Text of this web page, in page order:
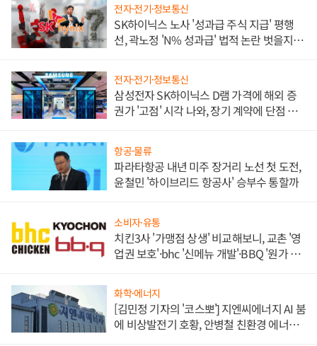
전자·전기·정보통신
SK하이닉스 노사 '성과급 주식 지급' 평행
선, 곽노정 'N% 성과급' 법적 논란 벗을지 주
전자·전기·정보통신
삼성전자 SK하이닉스 D램 가격에 해외 증
권가 '고점' 시각 나와, 장기 계약에 단점 부
항공·물류
파라타항공 내년 미주 장거리 노선 첫 도전,
윤철민 '하이브리드 항공사' 승부수 통할까
소비자·유통
치킨3사 '가맹점 상생' 비교해보니, 교촌 '영
업권 보호'·bhc '신메뉴 개발'·BBQ '원가 부
화학·에너지
[김민정 기자의 '코스뽀'] 지엔씨에너지 AI 붐
에 비상발전기 호황, 안병철 친환경 에너지